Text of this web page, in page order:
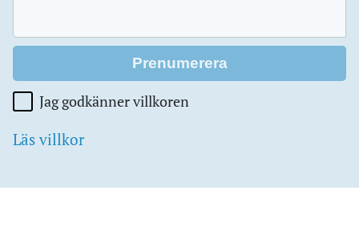
Jag godkänner villkoren
Läs villkor